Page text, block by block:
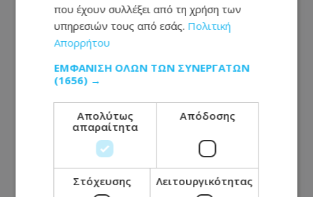
Όροι-«φωτιά» από το Ιράν για το
άνοιγμα των Στενών του Ορμούζ:
Επαναφέρει την αξίωση για
αποζημιώσεις, άρση κυρώσεων και
αποχώρηση των ΗΠΑ
που έχουν συλλέξει από τη χρήση των
υπηρεσιών τους από εσάς. Πολιτική
Απορρήτου
ΕΜΦΆΝΙΣΗ ΌΛΩΝ ΤΩΝ ΣΥΝΕΡΓΑΤΏΝ
(1656) →
Απολύτως
απαραίτητα
Απόδοσης
Στόχευσης Λειτουργικότητας